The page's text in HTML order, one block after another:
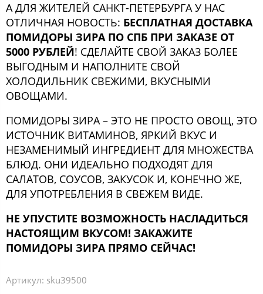
А ДЛЯ ЖИТЕЛЕЙ САНКТ-ПЕТЕРБУРГА У НАС
ОТЛИЧНАЯ НОВОСТЬ: БЕСПЛАТНАЯ ДОСТАВКА
ПОМИДОРЫ ЗИРА ПО СПБ ПРИ ЗАКАЗЕ ОТ
5000 РУБЛЕЙ! СДЕЛАЙТЕ СВОЙ ЗАКАЗ БОЛЕЕ
ВЫГОДНЫМ И НАПОЛНИТЕ СВОЙ
ХОЛОДИЛЬНИК СВЕЖИМИ, ВКУСНЫМИ
ОВОЩАМИ.
ПОМИДОРЫ ЗИРА – ЭТО НЕ ПРОСТО ОВОЩ, ЭТО
ИСТОЧНИК ВИТАМИНОВ, ЯРКИЙ ВКУС И
НЕЗАМЕНИМЫЙ ИНГРЕДИЕНТ ДЛЯ МНОЖЕСТВА
БЛЮД. ОНИ ИДЕАЛЬНО ПОДХОДЯТ ДЛЯ
САЛАТОВ, СОУСОВ, ЗАКУСОК И, КОНЕЧНО ЖЕ,
ДЛЯ УПОТРЕБЛЕНИЯ В СВЕЖЕМ ВИДЕ.
НЕ УПУСТИТЕ ВОЗМОЖНОСТЬ НАСЛАДИТЬСЯ
НАСТОЯЩИМ ВКУСОМ! ЗАКАЖИТЕ
ПОМИДОРЫ ЗИРА ПРЯМО СЕЙЧАС!
Артикул: sku39500